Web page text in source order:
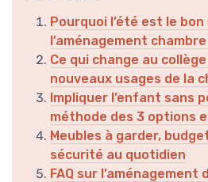
Pourquoi l’été est le
l’aménagement
Ce qui change au
nouveaux usages de la
Impliquer l’enfant sans
méthode des 3 options
Meubles à garder,
sécurité au quotidien
FAQ sur l’aménagement